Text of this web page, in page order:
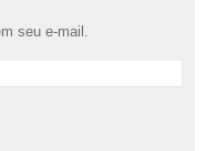
seu e-mail.